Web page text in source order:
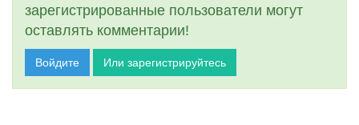
зарегистрированные пользователи могут
оставлять комментарии!
Войдите Или зарегистрируйтесь